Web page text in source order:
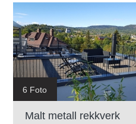
6 Foto
Malt metall rekkverk